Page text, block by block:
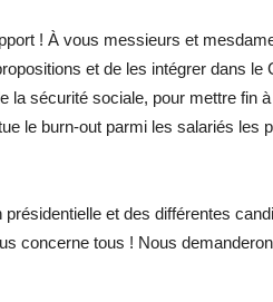
! À vous messieurs et
et de les intégrer dans le
la sécurité sociale, pour mettre fin
le burn-out parmi les salariés les
présidentielle et des différentes
concerne tous ! Nous